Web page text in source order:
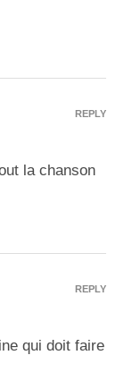
la chanson
REPLY
qui doit faire
REPLY